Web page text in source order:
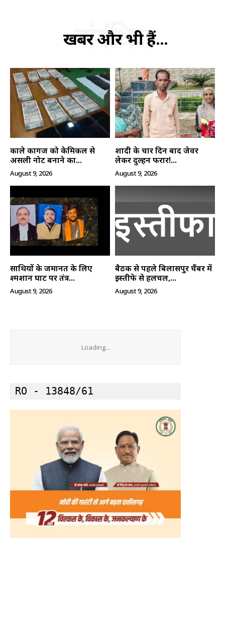
SUBSCRIBE NOW
क्विक लिंक्स
मुख्य पेज
हमारे बारे में
खबरें और भी हैं...
संबंधित
काले कागज को केमिकल से
असली नोट बनाने का...
August 9, 2026
शादी के चार दिन बाद जेवर
लेकर दुल्हन फरार!...
August 9, 2026
साथियों के जमानत के लिए
श्मशान घाट पर तंत्र...
August 9, 2026
बैठक से पहले बिलासपुर चैंबर में
इस्तीफे से हलचल,...
August 9, 2026
Loading...
RO - 13848/61